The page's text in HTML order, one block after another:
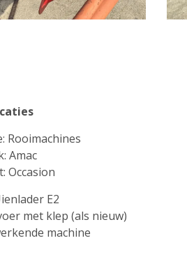
Rooimachines
Amac
Occasion
E2
met klep (als nieuw)
machine